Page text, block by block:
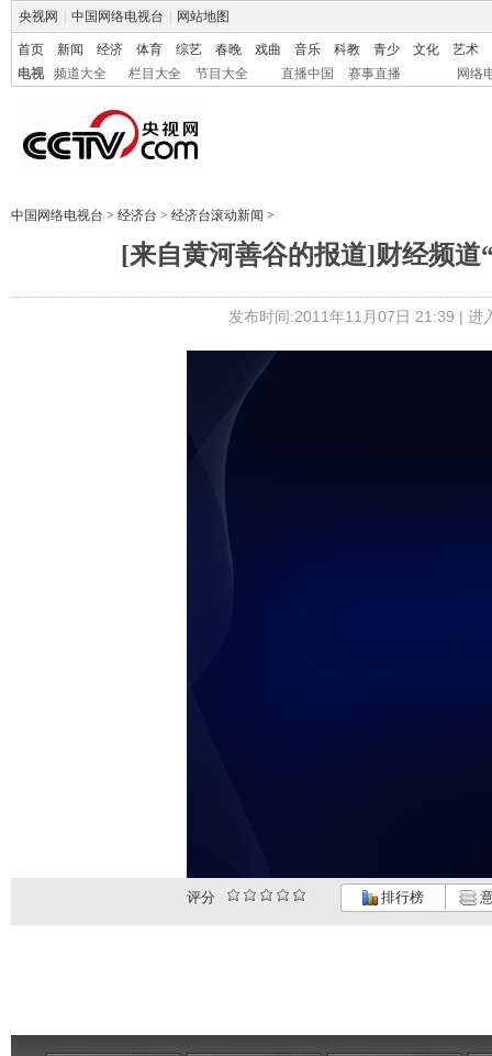
央视网 中国网络电视台 网站地图
首页 新闻 经济 体育 综艺 春晚 戏曲 音乐 科教 青少 文化
艺术
电视
频道大全 栏目大全 节目大全 直播中国 赛事直播 网络
中国网络电视台 > 经济台 > 经济台滚动新闻 >
[来自黄河善谷的报道]财经频
发布时间:2011年11月07日 21:39 | 进
评分 排行榜